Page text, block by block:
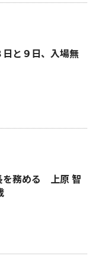
と９日、入場無
を務める 上原 智